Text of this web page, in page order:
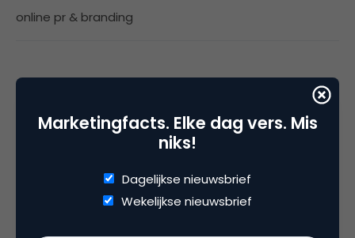
online pr & branding
Mark Rosbergen
Marketingfacts. Elke dag vers. Mis
niks!
Dagelijkse nieuwsbrief
Wekelijkse nieuwsbrief